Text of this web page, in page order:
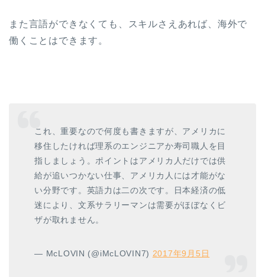
また言語ができなくても、スキルさえあれば、海外で
働くことはできます。
これ、重要なので何度も書きますが、アメリカに
移住したければ理系のエンジニアか寿司職人を目
指しましょう。ポイントはアメリカ人だけでは供
給が追いつかない仕事、アメリカ人には才能がな
い分野です。英語力は二の次です。日本経済の低
迷により、文系サラリーマンは需要がほぼなくビ
ザが取れません。
— McLOVIN (@iMcLOVIN7) 2017年9月5日